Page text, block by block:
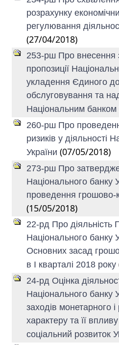
розрахунку
регулювання
(27/04/2018)
253-рш Про внесення
пропозиції
укладення Єдиного
обслуговування та
Національним банком
260-рш Про
ризиків у діяльності
України (07/05/2018)
273-рш Про
Національного банку
проведення грошово-
(15/05/2018)
22-рд Про діяльність
Національного банку
Основних засад
в I кварталі 2018 року
24-рд Оцінка
Національного банку
заходів монетарного
характеру та її
соціальний розвиток